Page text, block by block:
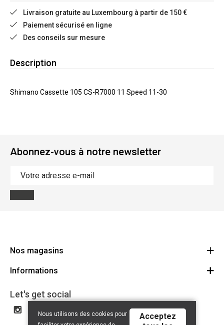
Livraison gratuite au Luxembourg à partir de 150 €
Paiement sécurisé en ligne
Des conseils sur mesure
Description
Shimano Cassette 105 CS-R7000 11 Speed 11-30
Abonnez-vous à notre newsletter
Nos magasins
Cycles Arnold Kontz Gare / Bonnevoie
+352 40 96 74 214 / +352 40 96 74 215
Informations
Conditions générales
Avertissement
Politique de confidentialité
Let's get social
Nous utilisons des cookies pour
Acceptez